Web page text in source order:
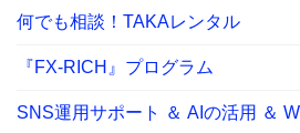
何でも相談！TAKAレンタル
『FX-RICH』プログラム
SNS運用サポート ＆ AIの活用 ＆